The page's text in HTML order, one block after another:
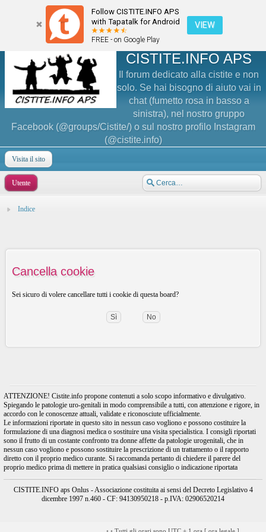
Follow CISTITE.INFO APS
with Tapatalk for Android
FREE - on Google Play
VIEW
CISTITE.INFO APS
Il forum dedicato alla cistite e non
solo. Se hai bisogno di aiuto vai in
chat (fumetto rosa in basso a
sinistra), nel nostro gruppo
Facebook (@groups/Cistite/) o sul nostro profilo Instagram
(@cistite.info)
Visita il sito
Utente
Indice
Cancella cookie
Sei sicuro di volere cancellare tutti i cookie di questa board?
ATTENZIONE! Cistite.info propone contenuti a solo scopo informativo e divulgativo.
Spiegando le patologie uro-genitali in modo comprensibile a tutti, con attenzione e rigore, in
accordo con le conoscenze attuali, validate e riconosciute ufficialmente.
Le informazioni riportate in questo sito in nessun caso vogliono e possono costituire la
formulazione di una diagnosi medica o sostituire una visita specialistica. I consigli riportati
sono il frutto di un costante confronto tra donne affette da patologie urogenitali, che in
nessun caso vogliono e possono sostituire la prescrizione di un trattamento o il rapporto
diretto con il proprio medico curante. Si raccomanda pertanto di chiedere il parere del
proprio medico prima di mettere in pratica qualsiasi consiglio o indicazione riportata
CISTITE.INFO aps Onlus - Associazione costituita ai sensi del Decreto Legislativo 4
dicembre 1997 n.460 - CF: 94130950218 - p.IVA: 02906520214